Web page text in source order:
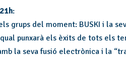
21h:
grups del moment: BUSKI i la
punxarà els èxits de tots els
amb la seva fusió electrònica i la